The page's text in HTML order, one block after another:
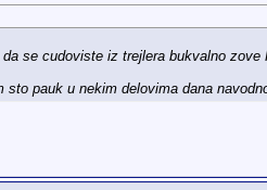
se cudoviste iz trejlera bukvalno
pauk u nekim delovima dana